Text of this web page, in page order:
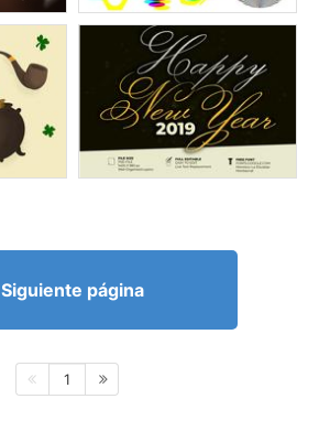
Siguiente página
1